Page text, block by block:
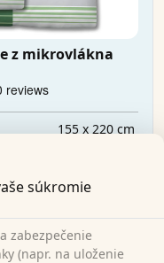
z mikrovlákna
155 x 220 cm
54,95 € 44,95 €
Doprava zadarmo
K dispozícii ihneď
súkromie
zabezpečenie
(napr. na uloženie